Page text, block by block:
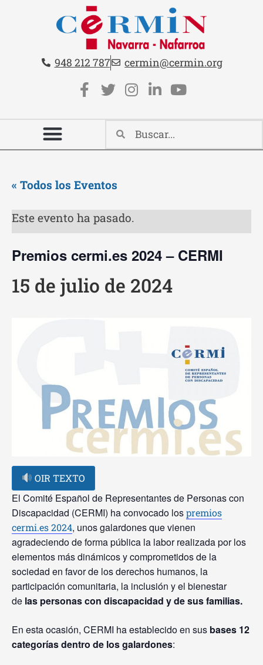
Contacto cabecera
Teléfono:
948 212 787 Email:
cermin@cermin.org
Redes sociales cabecera
« Todos los Eventos
Este evento ha pasado.
Premios cermi.es 2024 – CERMI
15 de julio de 2024
OIR TEXTO
El Comité Español de Representantes de Personas con
Discapacidad (CERMI) ha convocado lospremios
cermi.es 2024, unos galardones que vienen
agradeciendo de forma pública la labor realizada por los
elementos más dinámicos y comprometidos de la
sociedad en favor de los derechos humanos, la
participación comunitaria, la inclusión y el bienestar
de las personas con discapacidad y de sus familias.
En esta ocasión, CERMI ha establecido en sus bases 12
categorías dentro de los galardones: